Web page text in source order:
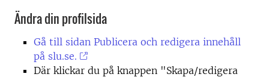
Ändra din profilsida
Gå till sidan Publicera och redigera innehåll
på slu.se.
Där klickar du på knappen "Skapa/redigera